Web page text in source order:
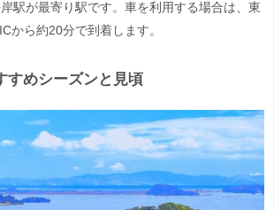
駅が最寄り駅です。車を利用する場合は、東
から約20分で到着します。
すめシーズンと見頃